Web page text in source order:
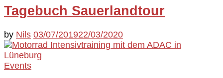
Tagebuch Sauerlandtour
by Nils 03/07/201922/03/2020
Events